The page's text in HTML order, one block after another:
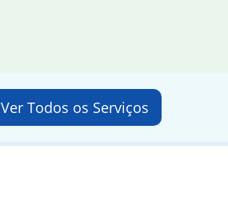
Ver Todos os Serviços